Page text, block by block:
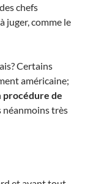
chefs
juger, comme le
Certains
américaine;
procédure de
néanmoins très